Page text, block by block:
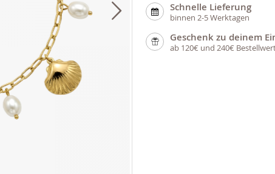
Schnelle Lieferung
binnen 2-5 Werktagen
Geschenk zu deinem
ab 120€ und 240€